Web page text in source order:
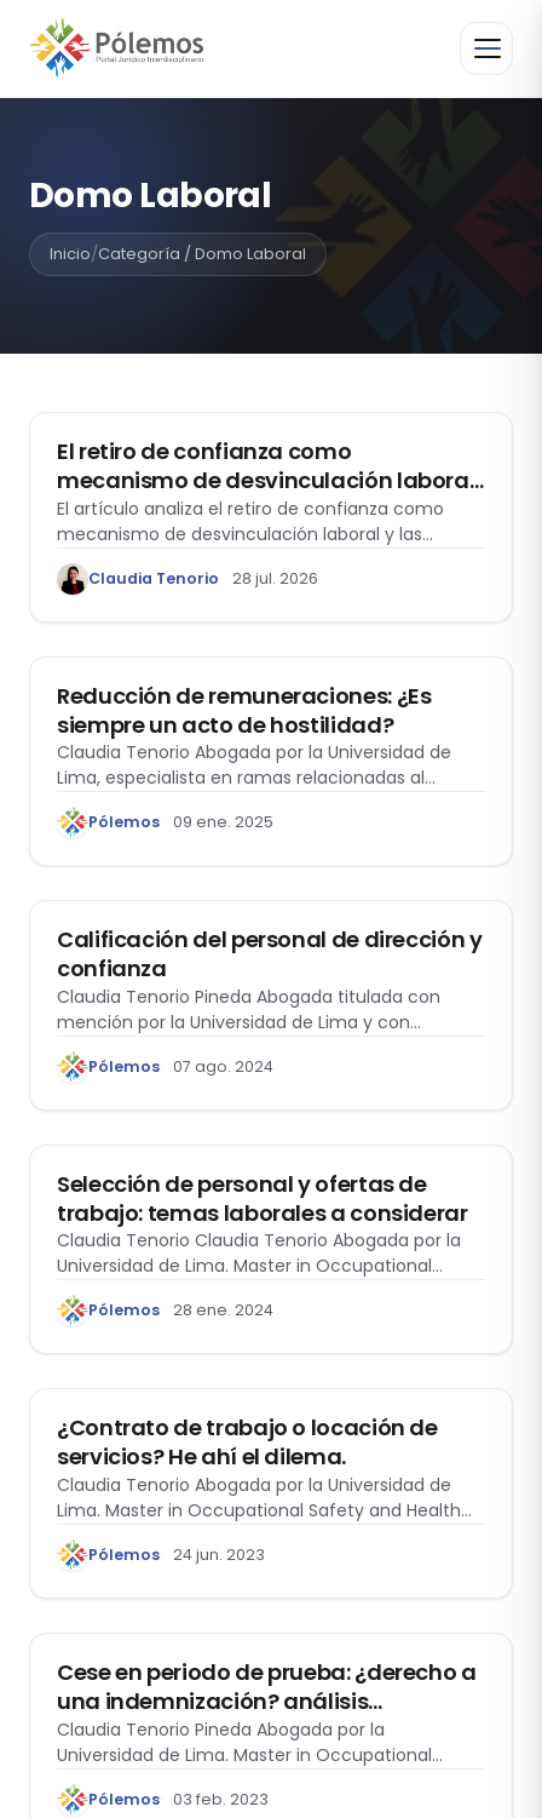
Domo Laboral
Inicio/Categoría / Domo Laboral
El retiro de confianza como
mecanismo de desvinculación laboral:
reflexiones a propósito de la casación
laboral 29553-2024 loreto
El artículo analiza el retiro de confianza como
mecanismo de desvinculación laboral y las
nuevas interpretaciones jurisprudenciales sobre
sus efectos indemnizatorios, a partir de la
Claudia Tenorio 28 jul. 2026
Reducción de remuneraciones: ¿Es
siempre un acto de hostilidad?
Claudia Tenorio Abogada por la Universidad de
Lima, especialista en ramas relacionadas al
Derecho…
Pólemos 09 ene. 2025
Calificación del personal de dirección y
confianza
Claudia Tenorio Pineda Abogada titulada con
mención por la Universidad de Lima y con…
Pólemos 07 ago. 2024
Selección de personal y ofertas de
trabajo: temas laborales a considerar
Claudia Tenorio Claudia Tenorio Abogada por la
Universidad de Lima. Master in Occupational
Safety…
Pólemos 28 ene. 2024
¿Contrato de trabajo o locación de
servicios? He ahí el dilema.
Claudia Tenorio Abogada por la Universidad de
Lima. Master in Occupational Safety and Health…
Pólemos 24 jun. 2023
Cese en periodo de prueba: ¿derecho a
una indemnización? análisis
jurisprudencial
Claudia Tenorio Pineda Abogada por la
Universidad de Lima. Master in Occupational
Safety and…
Pólemos 03 feb. 2023